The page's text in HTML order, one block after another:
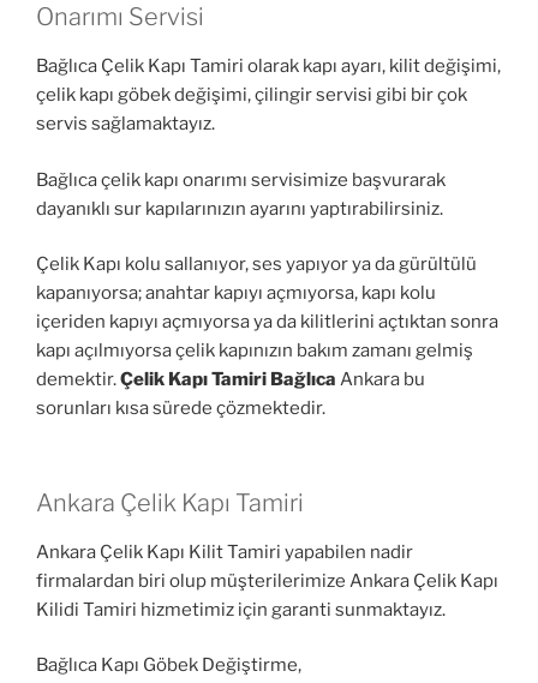
Onarımı Servisi
Bağlıca Çelik Kapı Tamiri olarak kapı ayarı, kilit değişimi,
çelik kapı göbek değişimi, çilingir servisi gibi bir çok
servis sağlamaktayız.
Bağlıca çelik kapı onarımı servisimize başvurarak
dayanıklı sur kapılarınızın ayarını yaptırabilirsiniz.
Çelik Kapı kolu sallanıyor, ses yapıyor ya da gürültülü
kapanıyorsa; anahtar kapıyı açmıyorsa, kapı kolu
içeriden kapıyı açmıyorsa ya da kilitlerini açtıktan sonra
kapı açılmıyorsa çelik kapınızın bakım zamanı gelmiş
demektir.Çelik Kapı Tamiri Bağlıca Ankara bu
sorunları kısa sürede çözmektedir.
Ankara Çelik Kapı Tamiri
Ankara Çelik Kapı Kilit Tamiri yapabilen nadir
firmalardan biri olup müşterilerimize Ankara Çelik Kapı
Kilidi Tamiri hizmetimiz için garanti sunmaktayız.
Bağlıca Kapı Göbek Değiştirme,